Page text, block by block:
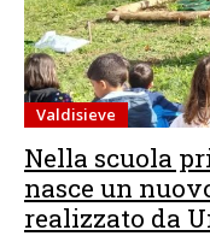
Valdisieve
Nella scuola
nasce un
realizzato da